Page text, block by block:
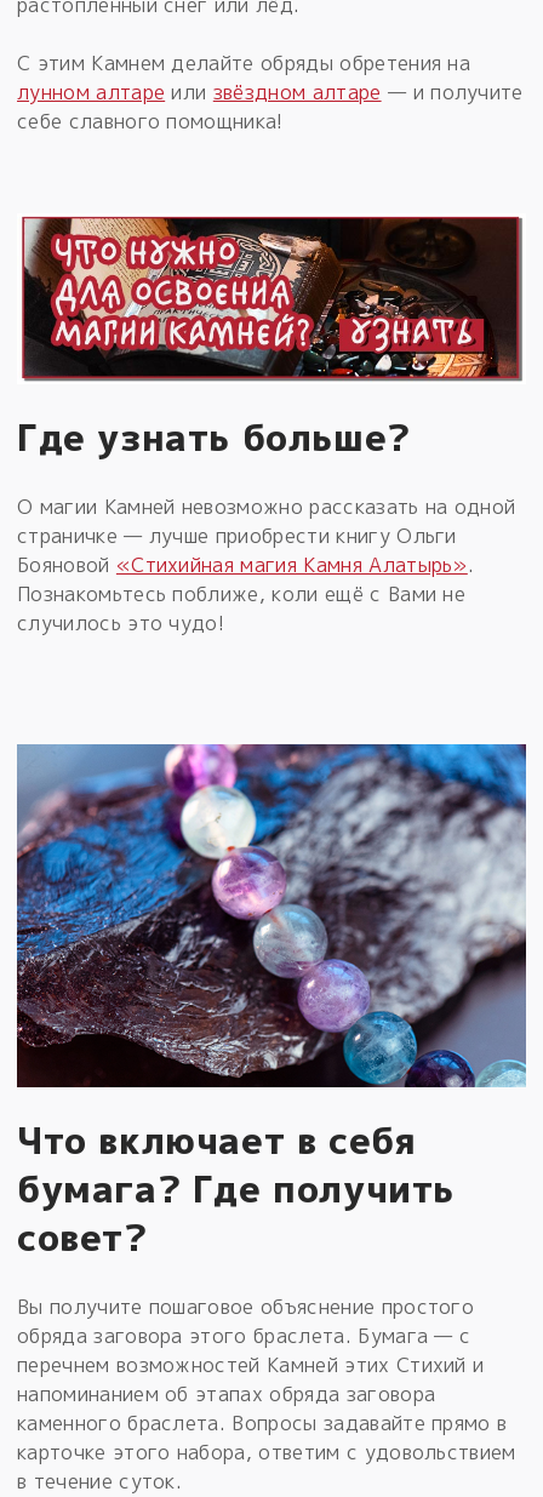
С этим Камнем делайте обряды обретения на
лунном алтаре или звёздном алтаре — и получите
себе славного помощника!
Где узнать больше?
О магии Камней невозможно рассказать на одной
страничке — лучше приобрести книгу Ольги
Бояновой «Стихийная магия Камня Алатырь».
Познакомьтесь поближе, коли ещё с Вами не
случилось это чудо!
Что включает в себя
бумага? Где получить
совет?
Вы получите пошаговое объяснение простого
обряда заговора этого браслета. Бумага — с
перечнем возможностей Камней этих Стихий и
напоминанием об этапах обряда заговора
каменного браслета. Вопросы задавайте прямо в
карточке этого набора, ответим с удовольствием
в течение суток.